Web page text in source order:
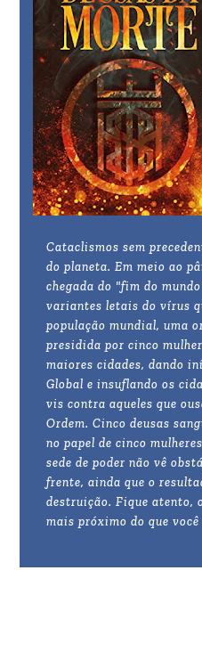
Cataclismos sem
do planeta. Em meio ao
chegada do "fim do
variantes letais do vírus
população mundial, uma
presidida por cinco
maiores cidades, dando
Global e insuflando os
vis contra aqueles que
Ordem. Cinco deusas
no papel de cinco
sede de poder não vê
frente, ainda que o
destruição. Fique atento,
mais próximo do que